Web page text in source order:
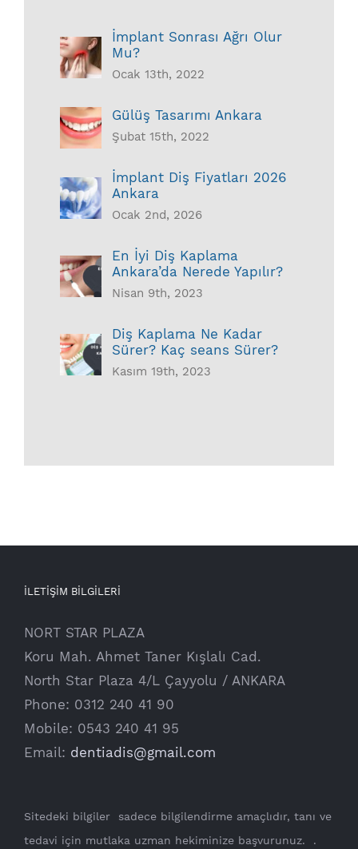
İmplant Sonrası Ağrı Olur
Mu?
Ocak 13th, 2022
Gülüş Tasarımı Ankara
Şubat 15th, 2022
İmplant Diş Fiyatları 2026
Ankara
Ocak 2nd, 2026
En İyi Diş Kaplama
Ankara’da Nerede Yapılır?
Nisan 9th, 2023
Diş Kaplama Ne Kadar
Sürer? Kaç seans Sürer?
Kasım 19th, 2023
İLETİŞİM BİLGİLERİ
NORT STAR PLAZA
Koru Mah. Ahmet Taner Kışlalı Cad.
North Star Plaza 4/L Çayyolu / ANKARA
Phone: 0312 240 41 90
Mobile: 0543 240 41 95
Email: dentiadis@gmail.com
Sitedeki bilgiler sadece bilgilendirme amaçlıdır, tanı ve
tedavi için mutlaka uzman hekiminize başvurunuz. .